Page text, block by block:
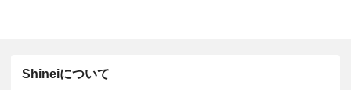
Shineiについて